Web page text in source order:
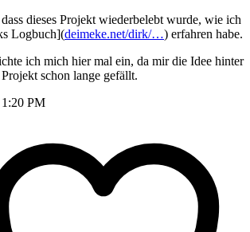
dieses Projekt wiederbelebt wurde, wie ich
Logbuch](deimeke.net/dirk/…) erfahren habe.
ich mich hier mal ein, da mir die Idee hinter
schon lange gefällt.
PM